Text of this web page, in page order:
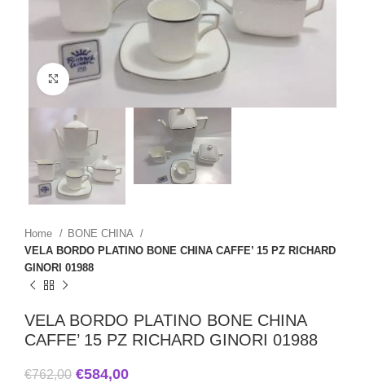
Click to enlarge
Home
BONE CHINA
VELA BORDO PLATINO BONE CHINA CAFFE’ 15 PZ RICHARD
GINORI 01988
VELA BORDO PLATINO BONE CHINA
CAFFE’ 15 PZ RICHARD GINORI 01988
€762,00 €584,00